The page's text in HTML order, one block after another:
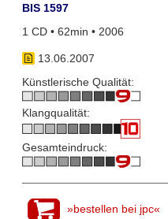
BIS 1597
1 CD • 62min • 2006
13.06.2007
Künstlerische Qualität:
Klangqualität:
Gesamteindruck:
»bestellen bei jpc«